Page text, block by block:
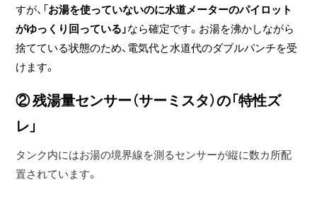
すが、「お湯を使っていないのに水道メーターのパイロット
がゆっくり回っている」なら確定です。お湯を沸かしながら
捨てている状態のため、電気代と水道代のダブルパンチを受
けます。
② 残湯量センサー（サーミスタ）の「特性ズ
レ」
タンク内にはお湯の境界線を測るセンサーが縦に数カ所配
置されています。